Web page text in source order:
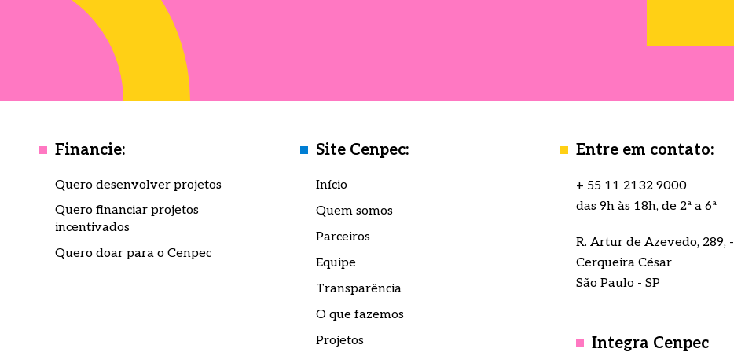
Financie:
Quero desenvolver projetos
Quero financiar projetos
incentivados
Quero doar para o Cenpec
Site Cenpec:
Início
Quem somos
Parceiros
Equipe
Transparência
O que fazemos
Projetos
Entre em contato:
+ 55 11 2132 9000
das 9h às 18h, de 2ª a 6ª
R. Artur de Azevedo, 289, -
Cerqueira César
São Paulo - SP
Integra Cenpec